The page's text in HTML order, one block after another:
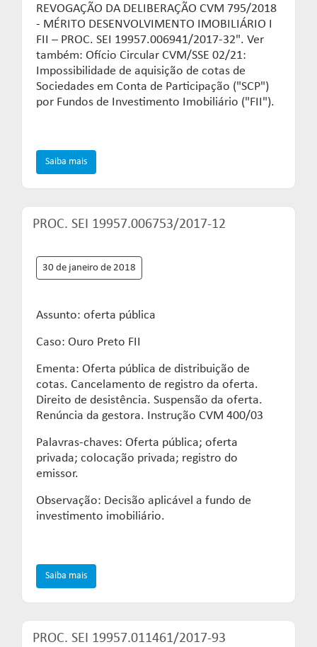
REVOGAÇÃO DA DELIBERAÇÃO CVM 795/2018
- MÉRITO DESENVOLVIMENTO IMOBILIÁRIO I
FII – PROC. SEI 19957.006941/2017-32". Ver
também: Ofício Circular CVM/SSE 02/21:
Impossibilidade de aquisição de cotas de
Sociedades em Conta de Participação ("SCP")
por Fundos de Investimento Imobiliário ("FII").
Saiba mais
PROC. SEI 19957.006753/2017-12
30 de janeiro de 2018
Assunto: oferta pública
Caso: Ouro Preto FII
Ementa: Oferta pública de distribuição de
cotas. Cancelamento de registro da oferta.
Direito de desistência. Suspensão da oferta.
Renúncia da gestora. Instrução CVM 400/03
Palavras-chaves: Oferta pública; oferta
privada; colocação privada; registro do
emissor.
Observação: Decisão aplicável a fundo de
investimento imobiliário.
Saiba mais
PROC. SEI 19957.011461/2017-93